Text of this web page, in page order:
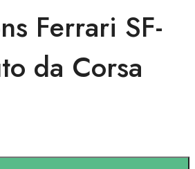
Ferrari SF-
da Corsa